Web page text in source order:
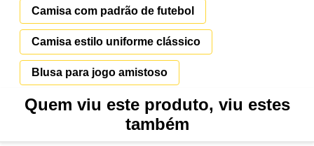
Camisa com padrão de futebol
Camisa estilo uniforme clássico
Blusa para jogo amistoso
Quem viu este produto, viu estes
também